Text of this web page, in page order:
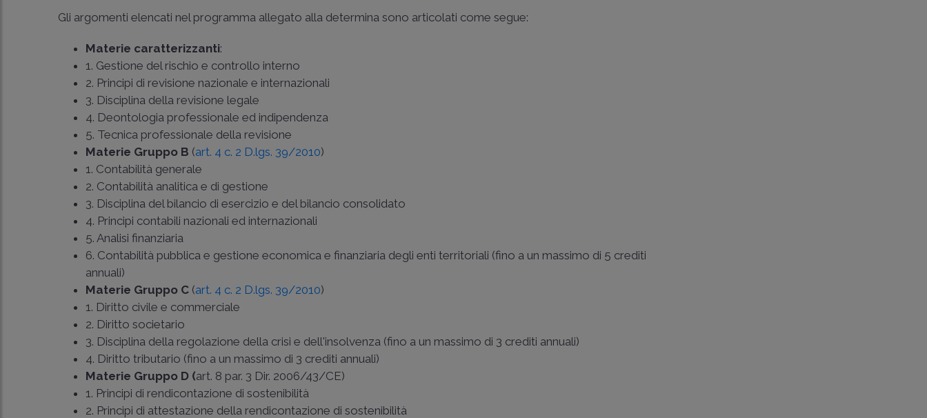
Gli argomenti elencati nel programma allegato alla determina sono articolati come segue:
Materie caratterizzanti:
1. Gestione del rischio e controllo interno
2. Principi di revisione nazionale e internazionali
3. Disciplina della revisione legale
4. Deontologia professionale ed indipendenza
5. Tecnica professionale della revisione
Materie Gruppo B (art. 4 c. 2 D.lgs. 39/2010)
1. Contabilità generale
2. Contabilità analitica e di gestione
3. Disciplina del bilancio di esercizio e del bilancio consolidato
4. Principi contabili nazionali ed internazionali
5. Analisi finanziaria
6. Contabilità pubblica e gestione economica e finanziaria degli enti territoriali (fino a un massimo di 5 crediti
annuali)
Materie Gruppo C (art. 4 c. 2 D.lgs. 39/2010)
1. Diritto civile e commerciale
2. Diritto societario
3. Disciplina della regolazione della crisi e dell'insolvenza (fino a un massimo di 3 crediti annuali)
4. Diritto tributario (fino a un massimo di 3 crediti annuali)
Materie Gruppo D (art. 8 par. 3 Dir. 2006/43/CE)
1. Principi di rendicontazione di sostenibilità
2. Principi di attestazione della rendicontazione di sostenibilità